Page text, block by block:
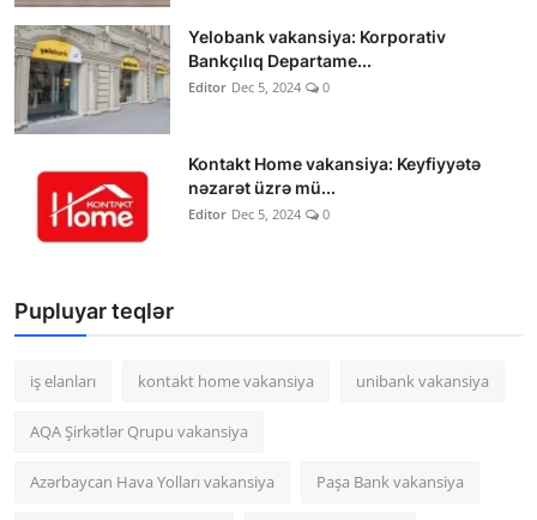
Yelobank vakansiya: Korporativ
Bankçılıq Departame...
Editor Dec 5, 2024 0
Kontakt Home vakansiya: Keyfiyyətə
nəzarət üzrə mü...
Editor Dec 5, 2024 0
Pupluyar teqlər
iş elanları kontakt home vakansiya unibank vakansiya
AQA Şirkətlər Qrupu vakansiya
Azərbaycan Hava Yolları vakansiya Paşa Bank vakansiya